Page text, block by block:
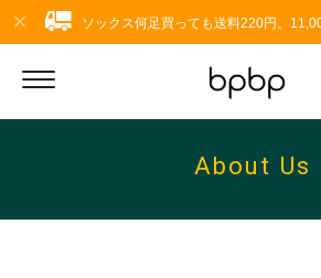
ソックス何足買っても送料220円。
About Us